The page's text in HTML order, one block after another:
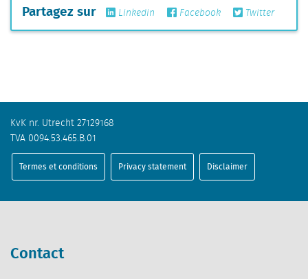
Partagez sur Linkedin Facebook Twitter
KvK nr. Utrecht 27129168
TVA 0094.53.465.B.01
Termes et conditions Privacy statement Disclaimer
Contact